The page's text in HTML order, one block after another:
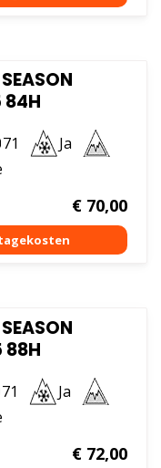
84H
71
Ja
€70,00
88H
71
Ja
€72,00